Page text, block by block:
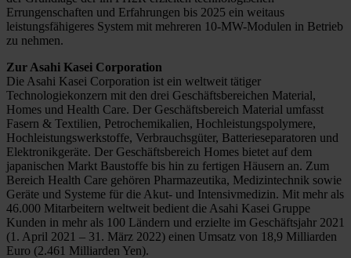
Errungenschaften und Erfahrungen bis 2025 ein weitaus
leistungsfähigeres System mit mehreren 10-MW-Modulen in Betrieb
zu nehmen.
Zur Asahi Kasei Corporation
Die Asahi Kasei Corporation ist ein weltweit tätiger
Technologiekonzern mit den drei Geschäftsbereichen Material,
Homes und Health Care. Der Geschäftsbereich Material umfasst
Fasern & Textilien, Petrochemikalien, Hochleistungspolymere,
Hochleistungswerkstoffe, Verbrauchsgüter, Batterieseparatoren und
Elektronikgeräte. Der Geschäftsbereich Homes bietet auf dem
japanischen Markt Baustoffe bis hin zu fertigen Häusern an. Zum
Bereich Health Care gehören Pharmazeutika, Medizintechnik sowie
Geräte und Systeme für die Akut- und Intensivmedizin. Mit mehr als
46.000 Mitarbeitern weltweit bedient die Asahi Kasei Gruppe
Kunden in mehr als 100 Ländern und erzielte im Geschäftsjahr 2021
(1. April 2021 – 31. März 2022) einen Umsatz von 18,9 Milliarden
Euro (2.461 Milliarden Yen).